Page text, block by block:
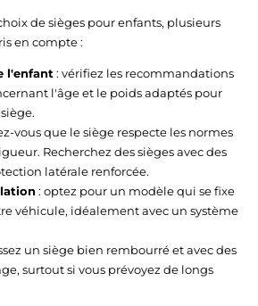
de sièges pour enfants, plusieurs
en compte :
l'enfant : vérifiez les recommandations
l'âge et le poids adaptés pour
vous que le siège respecte les normes
Recherchez des sièges avec des
latérale renforcée.
: optez pour un modèle qui se fixe
véhicule, idéalement avec un système
un siège bien rembourré et avec des
surtout si vous prévoyez de longs